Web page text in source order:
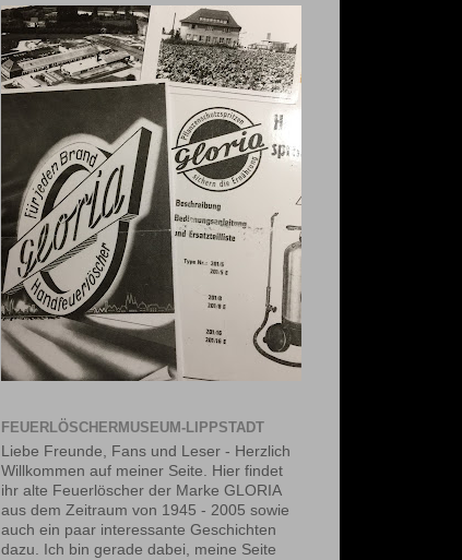
FEUERLÖSCHERMUSEUM-LIPPSTADT
Liebe Freunde, Fans und Leser - Herzlich
Willkommen auf meiner Seite. Hier findet
ihr alte Feuerlöscher der Marke GLORIA
aus dem Zeitraum von 1945 - 2005 sowie
auch ein paar interessante Geschichten
dazu. Ich bin gerade dabei, meine Seite